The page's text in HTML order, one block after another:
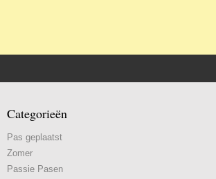
Categorieën
Pas geplaatst
Zomer
Passie Pasen